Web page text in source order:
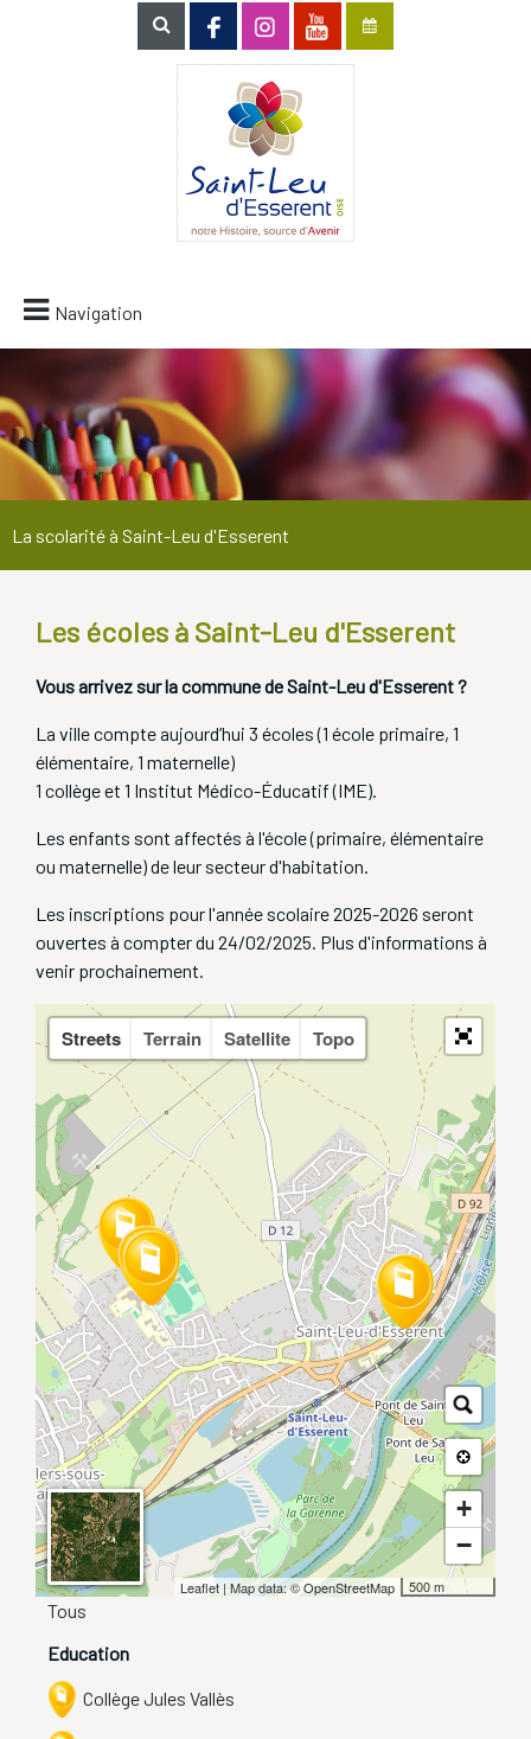
Navigation
La scolarité à Saint-Leu d'Esserent
Les écoles à Saint-Leu d'Esserent
Vous arrivez sur la commune de Saint-Leu d'Esserent ?
La ville compte aujourd’hui 3 écoles (1 école primaire, 1
élémentaire, 1 maternelle)
1 collège et 1 Institut Médico-Éducatif (IME).
Les enfants sont affectés à l'école (primaire, élémentaire
ou maternelle) de leur secteur d'habitation.
Les inscriptions pour l'année scolaire 2025-2026 seront
ouvertes à compter du 24/02/2025. Plus d'informations à
venir prochainement.
Streets Terrain Satellite Topo
+
−
500 m
Leaflet| Map data: ©OpenStreetMap
Tous
Education
Collège Jules Vallès